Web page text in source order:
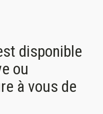
disponible
ou
à vous de